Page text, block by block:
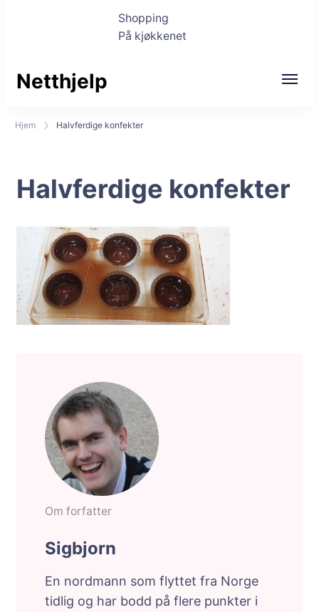
Shopping
På kjøkkenet
Netthjelp
Hjem Halvferdige konfekter
Halvferdige konfekter
Om forfatter
Sigbjorn
En nordmann som flyttet fra Norge
tidlig og har bodd på flere punkter i